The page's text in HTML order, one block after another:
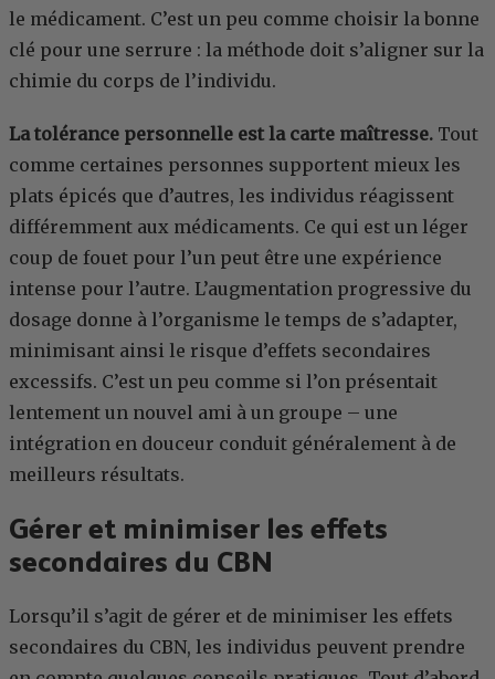
le médicament. C’est un peu comme choisir la bonne
clé pour une serrure : la méthode doit s’aligner sur la
chimie du corps de l’individu.
La tolérance personnelle est la carte maîtresse. Tout
comme certaines personnes supportent mieux les
plats épicés que d’autres, les individus réagissent
différemment aux médicaments. Ce qui est un léger
coup de fouet pour l’un peut être une expérience
intense pour l’autre. L’augmentation progressive du
dosage donne à l’organisme le temps de s’adapter,
minimisant ainsi le risque d’effets secondaires
excessifs. C’est un peu comme si l’on présentait
lentement un nouvel ami à un groupe – une
intégration en douceur conduit généralement à de
meilleurs résultats.
Gérer et minimiser les effets
secondaires du CBN
Lorsqu’il s’agit de gérer et de minimiser les effets
secondaires du CBN, les individus peuvent prendre